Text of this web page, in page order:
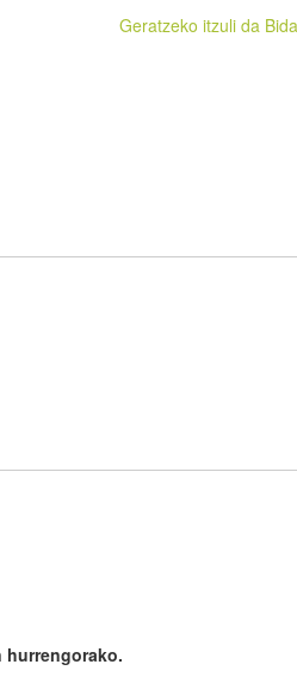
Geratzeko itzuli da
hurrengorako.